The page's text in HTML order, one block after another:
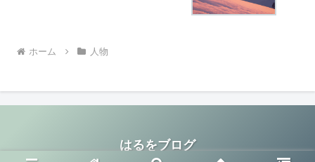
ホーム 人物
はるをブログ